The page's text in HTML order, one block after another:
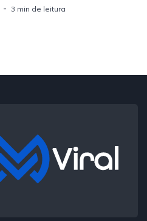
3 min de leitura